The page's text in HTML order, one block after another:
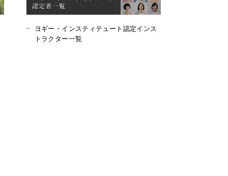
ヨギー・インスティテュート認定インス
トラクター一覧